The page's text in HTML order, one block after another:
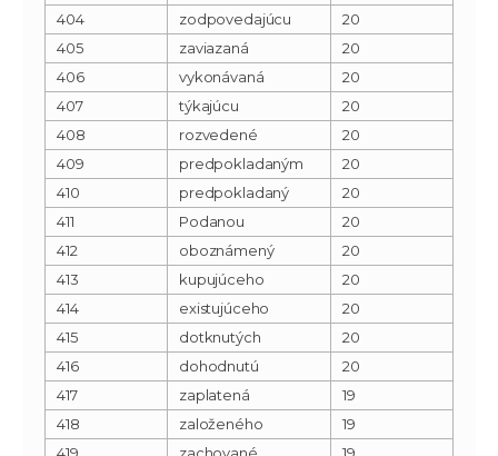
404
zodpovedajúcu
20
405
zaviazaná
20
406
vykonávaná
20
407
týkajúcu
20
408
rozvedené
20
409
predpokladaným
20
410
predpokladaný
20
411
Podanou
20
412
oboznámený
20
413
kupujúceho
20
414
existujúceho
20
415
dotknutých
20
416
dohodnutú
20
417
zaplatená
19
418
založeného
19
419
zachované 19